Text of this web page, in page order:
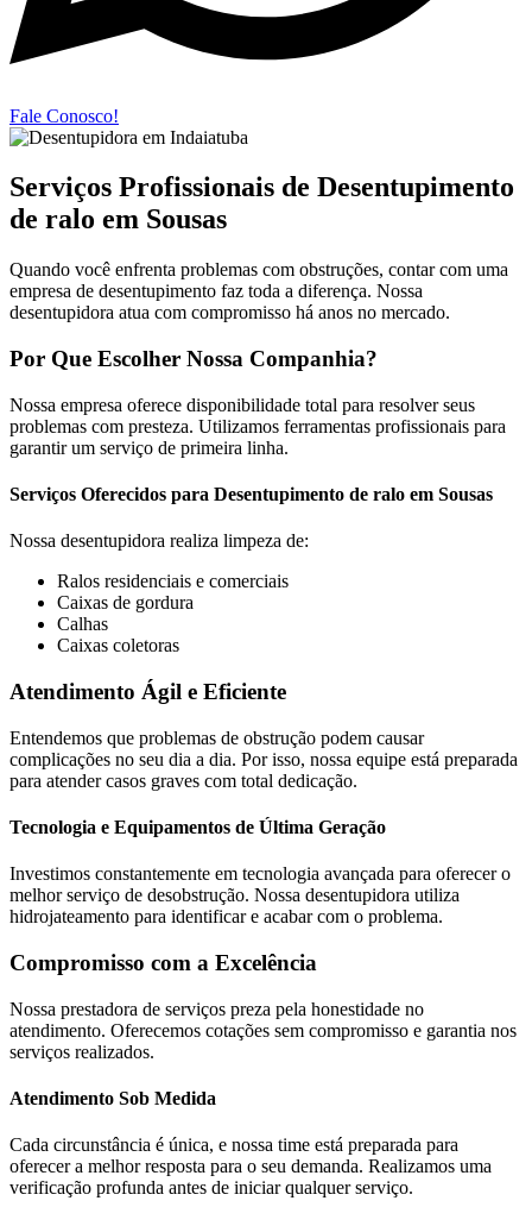
Fale Conosco!
Serviços Profissionais de Desentupimento
de ralo em Sousas
Quando você enfrenta problemas com obstruções, contar com uma
empresa de desentupimento faz toda a diferença. Nossa
desentupidora atua com compromisso há anos no mercado.
Por Que Escolher Nossa Companhia?
Nossa empresa oferece disponibilidade total para resolver seus
problemas com presteza. Utilizamos ferramentas profissionais para
garantir um serviço de primeira linha.
Serviços Oferecidos para Desentupimento de ralo em Sousas
Nossa desentupidora realiza limpeza de:
Ralos residenciais e comerciais
Caixas de gordura
Calhas
Caixas coletoras
Atendimento Ágil e Eficiente
Entendemos que problemas de obstrução podem causar
complicações no seu dia a dia. Por isso, nossa equipe está preparada
para atender casos graves com total dedicação.
Tecnologia e Equipamentos de Última Geração
Investimos constantemente em tecnologia avançada para oferecer o
melhor serviço de desobstrução. Nossa desentupidora utiliza
hidrojateamento para identificar e acabar com o problema.
Compromisso com a Excelência
Nossa prestadora de serviços preza pela honestidade no
atendimento. Oferecemos cotações sem compromisso e garantia nos
serviços realizados.
Atendimento Sob Medida
Cada circunstância é única, e nossa time está preparada para
oferecer a melhor resposta para o seu demanda. Realizamos uma
verificação profunda antes de iniciar qualquer serviço.